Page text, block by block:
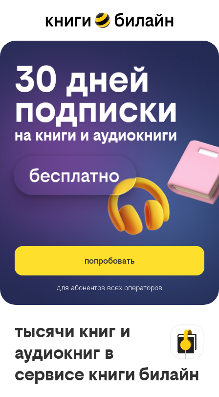
попробовать
для абонентов всех операторов
тысячи книг и
аудиокниг в
сервисе книги билайн